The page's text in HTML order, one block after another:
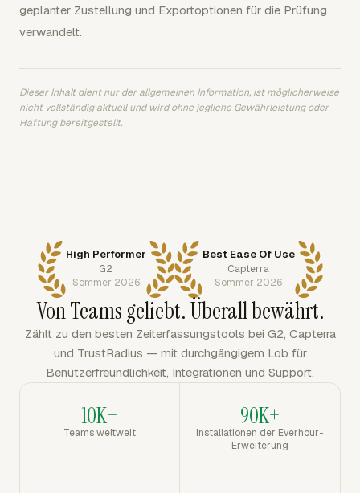
geplanter Zustellung und Exportoptionen für die Prüfung
verwandelt.
Dieser Inhalt dient nur der allgemeinen Information, ist möglicherweise
nicht vollständig aktuell und wird ohne jegliche Gewährleistung oder
Haftung bereitgestellt.
High Performer
G2
Sommer 2026
Best Ease Of Use
Capterra
Sommer 2026
Von Teams geliebt. Überall bewährt.
Zählt zu den besten Zeiterfassungstools bei G2, Capterra
und TrustRadius — mit durchgängigem Lob für
Benutzerfreundlichkeit, Integrationen und Support.
10K+
Teams weltweit
90K+
Installationen der Everhour-
Erweiterung